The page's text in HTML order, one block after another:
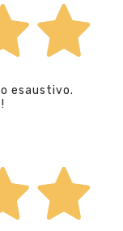
esaustivo.